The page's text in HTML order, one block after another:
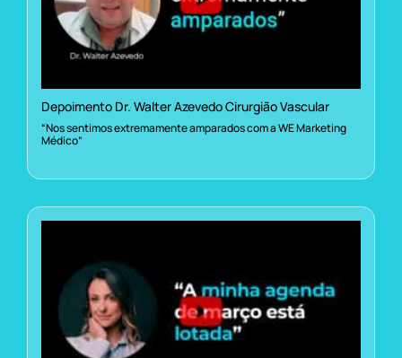
Depoimento Dr. Walter Azevedo Cirurgião Vascular
“Nos sentimos extremamente amparados com a WE Marketing
Médico”